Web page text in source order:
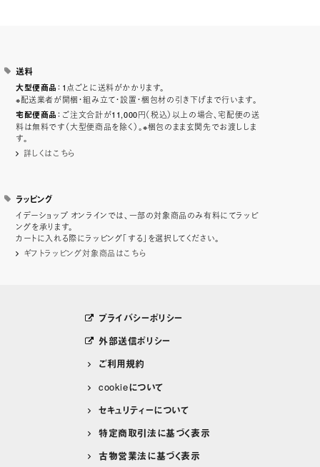
送料
大型便商品 ：1点ごとに送料がかかります。
※配送業者が開梱・組み立て・設置・梱包材の引き下げまで行います。
宅配便商品 ：ご注文合計が11,000円（税込）以上の場合、宅配便の送
料は無料です（大型便商品を除く）。※梱包のまま玄関先でお渡ししま
す。
詳しくはこちら
ラッピング
イデーショップ オンラインでは、一部の対象商品のみ有料にてラッピ
ングを承ります。
カートに入れる際にラッピング「する」を選択してください。
ギフトラッピング対象商品はこちら
プライバシーポリシー
外部送信ポリシー
ご利用規約
cookieについて
セキュリティーについて
特定商取引法に基づく表示
古物営業法に基づく表示